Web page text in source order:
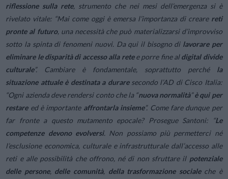
riflessione sulla rete, strumento che nei mesi dell’emergenza si è
rivelato vitale: “Mai come oggi è emersa l’importanza di creare reti
pronte al futuro, una necessità che può materializzarsi d’improvviso
sotto la spinta di fenomeni nuovi. Da qui il bisogno di lavorare per
eliminare le disparità di accesso alla retee porre fine aldigital divide
culturale”. Cambiare è fondamentale, soprattutto perché la
situazione attuale è destinata a duraresecondo l’AD di Cisco Italia:
“Ogni azienda deve rendersi conto che la “nuova normalità”è qui per
restareed è importante affrontarla insieme”. Come fare dunque per
far fronte a questo mutamento epocale? Prosegue Santoni: “Le
competenze devono evolversi. Non possiamo più permetterci né
l’esclusione economica, culturale e infrastrutturale dall’accesso alle
reti e alle possibilità che offrono, né di non sfruttare il potenziale
delle persone, delle comunità, della trasformazione socialeche è